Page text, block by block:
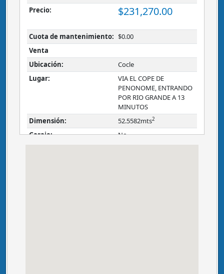
Precio:
$231,270.00
Cuota de mantenimiento: $0.00
Venta
Ubicación:
Cocle
Lugar:
VIA EL COPE DE
PENONOME, ENTRANDO
POR RIO GRANDE A 13
MINUTOS
Dimensión:
52.5582mts2
Garaje: No